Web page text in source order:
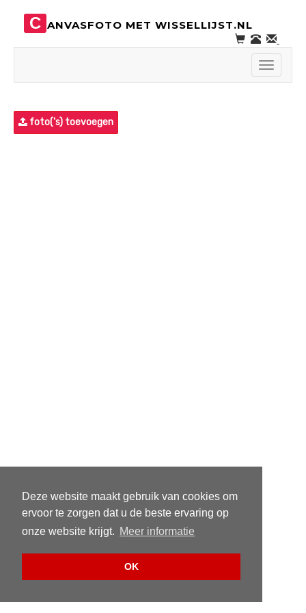
Deze website maakt gebruik van cookies om
ervoor te zorgen dat u de beste ervaring op
onze website krijgt. Meer informatie
OK
C ANVASFOTO MET WISSELLIJST.NL
Toggle
foto('s) toevoegen